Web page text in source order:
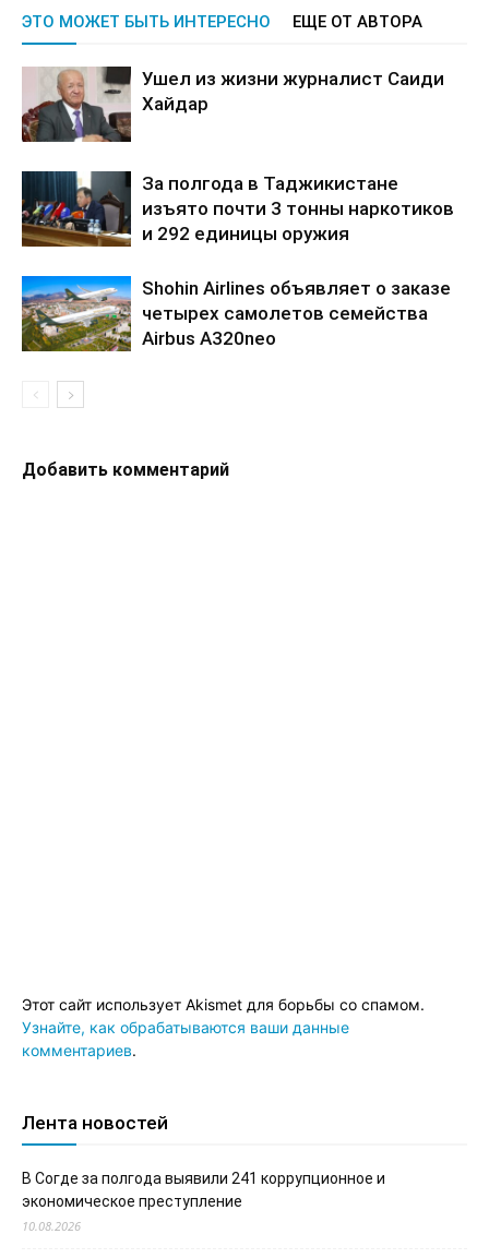
ЭТО МОЖЕТ БЫТЬ ИНТЕРЕСНО ЕЩЕ ОТ АВТОРА
Ушел из жизни журналист Саиди
Хайдар
За полгода в Таджикистане
изъято почти 3 тонны наркотиков
и 292 единицы оружия
Shohin Airlines объявляет о заказе
четырех самолетов семейства
Airbus A320neo
Добавить комментарий
Этот сайт использует Akismet для борьбы со спамом.
Узнайте, как обрабатываются ваши данные
комментариев.
Лента новостей
В Согде за полгода выявили 241 коррупционное и
экономическое преступление
10.08.2026